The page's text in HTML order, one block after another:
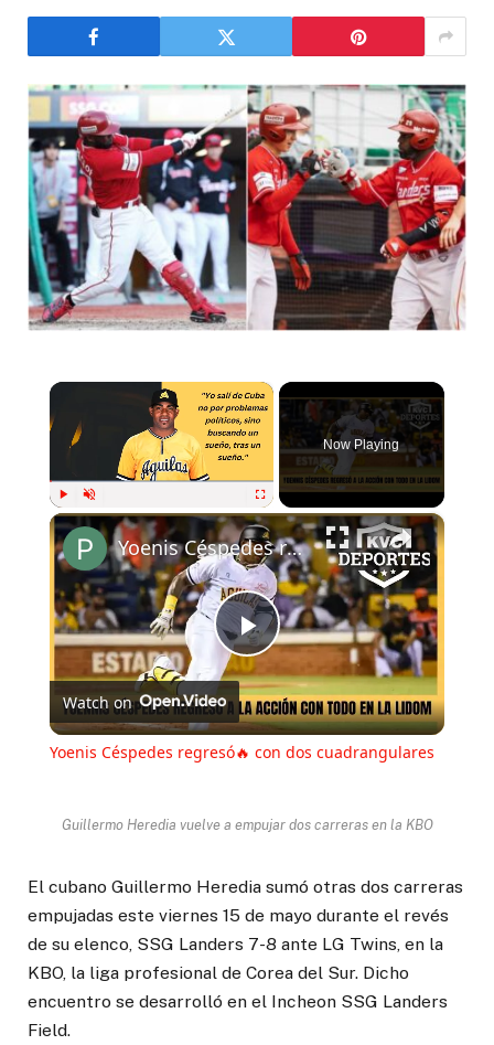
×
Play Unmute Fullscreen
Now Playing
×
Play
Video
Yoenis Céspedes regresó🔥 con dos cuadrangulares
Watch on
Yoenis Céspedes regresó🔥 con dos cuadrangulares
Guillermo Heredia vuelve a empujar dos carreras en la KBO
El cubano Guillermo Heredia sumó otras dos carreras
empujadas este viernes 15 de mayo durante el revés
de su elenco, SSG Landers 7-8 ante LG Twins, en la
KBO, la liga profesional de Corea del Sur. Dicho
encuentro se desarrolló en el Incheon SSG Landers
Field.